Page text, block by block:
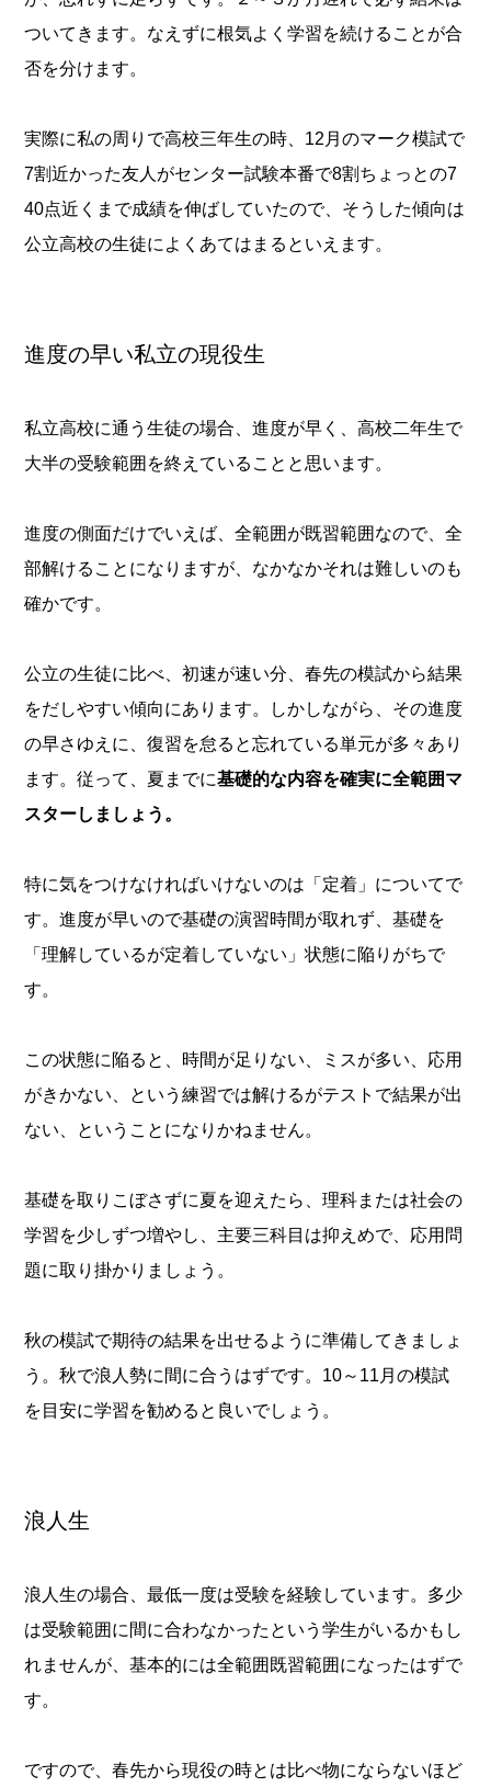
ついてきます。なえずに根気よく学習を続けることが合
否を分けます。
実際に私の周りで高校三年生の時、12月のマーク模試で
7割近かった友人がセンター試験本番で8割ちょっとの7
40点近くまで成績を伸ばしていたので、そうした傾向は
公立高校の生徒によくあてはまるといえます。
進度の早い私立の現役生
私立高校に通う生徒の場合、進度が早く、高校二年生で
大半の受験範囲を終えていることと思います。
進度の側面だけでいえば、全範囲が既習範囲なので、全
部解けることになりますが、なかなかそれは難しいのも
確かです。
公立の生徒に比べ、初速が速い分、春先の模試から結果
をだしやすい傾向にあります。しかしながら、その進度
の早さゆえに、復習を怠ると忘れている単元が多々あり
ます。従って、夏までに基礎的な内容を確実に全範囲マ
スターしましょう。
特に気をつけなければいけないのは「定着」についてで
す。進度が早いので基礎の演習時間が取れず、基礎を
「理解しているが定着していない」状態に陥りがちで
す。
この状態に陥ると、時間が足りない、ミスが多い、応用
がきかない、という練習では解けるがテストで結果が出
ない、ということになりかねません。
基礎を取りこぼさずに夏を迎えたら、理科または社会の
学習を少しずつ増やし、主要三科目は抑えめで、応用問
題に取り掛かりましょう。
秋の模試で期待の結果を出せるように準備してきましょ
う。秋で浪人勢に間に合うはずです。10～11月の模試
を目安に学習を勧めると良いでしょう。
浪人生
浪人生の場合、最低一度は受験を経験しています。多少
は受験範囲に間に合わなかったという学生がいるかもし
れませんが、基本的には全範囲既習範囲になったはずで
す。
ですので、春先から現役の時とは比べ物にならないほど